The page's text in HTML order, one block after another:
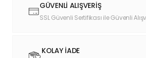
GÜVENLİ ALIŞVERİŞ
SSL Güvenli Sertifikası ile Güvenli
KOLAY İADE